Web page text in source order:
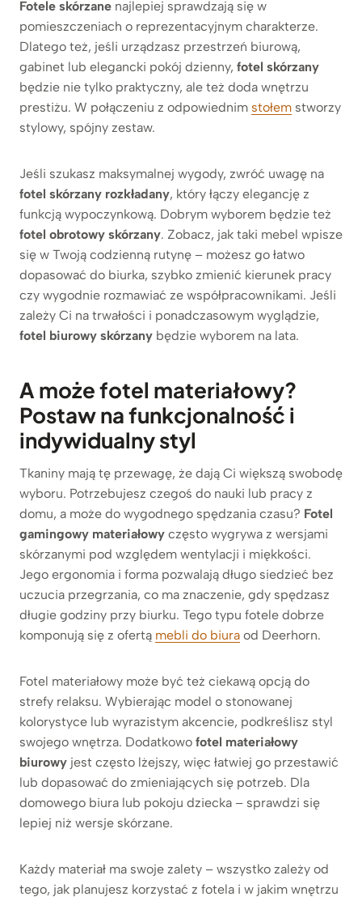
Fotele skórzane najlepiej sprawdzają się w
pomieszczeniach o reprezentacyjnym charakterze.
Dlatego też, jeśli urządzasz przestrzeń biurową,
gabinet lub elegancki pokój dzienny, fotel skórzany
będzie nie tylko praktyczny, ale też doda wnętrzu
prestiżu. W połączeniu z odpowiednim stołem stworzy
stylowy, spójny zestaw.
Jeśli szukasz maksymalnej wygody, zwróć uwagę na
fotel skórzany rozkładany, który łączy elegancję z
funkcją wypoczynkową. Dobrym wyborem będzie też
fotel obrotowy skórzany. Zobacz, jak taki mebel wpisze
się w Twoją codzienną rutynę – możesz go łatwo
dopasować do biurka, szybko zmienić kierunek pracy
czy wygodnie rozmawiać ze współpracownikami. Jeśli
zależy Ci na trwałości i ponadczasowym wyglądzie,
fotel biurowy skórzany będzie wyborem na lata.
A może fotel materiałowy?
Postaw na funkcjonalność i
indywidualny styl
Tkaniny mają tę przewagę, że dają Ci większą swobodę
wyboru. Potrzebujesz czegoś do nauki lub pracy z
domu, a może do wygodnego spędzania czasu? Fotel
gamingowy materiałowy często wygrywa z wersjami
skórzanymi pod względem wentylacji i miękkości.
Jego ergonomia i forma pozwalają długo siedzieć bez
uczucia przegrzania, co ma znaczenie, gdy spędzasz
długie godziny przy biurku. Tego typu fotele dobrze
komponują się z ofertą mebli do biura od Deerhorn.
Fotel materiałowy może być też ciekawą opcją do
strefy relaksu. Wybierając model o stonowanej
kolorystyce lub wyrazistym akcencie, podkreślisz styl
swojego wnętrza. Dodatkowo fotel materiałowy
biurowy jest często lżejszy, więc łatwiej go przestawić
lub dopasować do zmieniających się potrzeb. Dla
domowego biura lub pokoju dziecka – sprawdzi się
lepiej niż wersje skórzane.
Każdy materiał ma swoje zalety – wszystko zależy od
tego, jak planujesz korzystać z fotela i w jakim wnętrzu